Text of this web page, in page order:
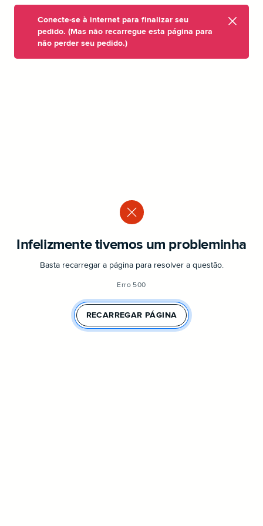
Conecte-se à internet para finalizar seu
pedido. (Mas não recarregue esta página para
não perder seu pedido.)
Infelizmente tivemos um probleminha
Basta recarregar a página para resolver a questão.
Erro 500
RECARREGAR PÁGINA